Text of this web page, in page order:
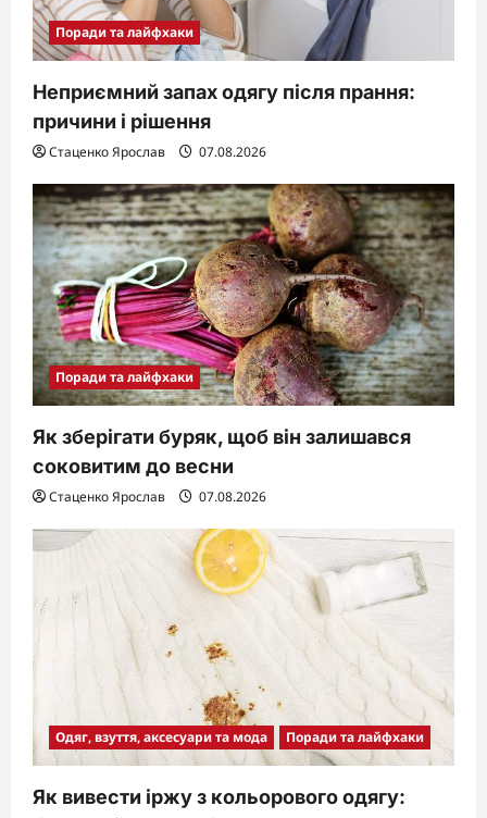
Поради та лайфхаки
Неприємний запах одягу після прання:
причини і рішення
Стаценко Ярослав 07.08.2026
Поради та лайфхаки
Як зберігати буряк, щоб він залишався
соковитим до весни
Стаценко Ярослав 07.08.2026
Одяг, взуття, аксесуари та мода Поради та лайфхаки
Як вивести іржу з кольорового одягу: